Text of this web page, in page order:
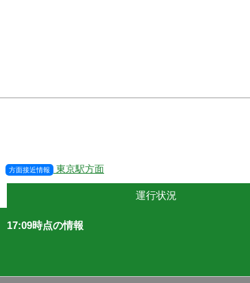
方面接近情報 東京駅方面
運行状況
17:09時点の情報